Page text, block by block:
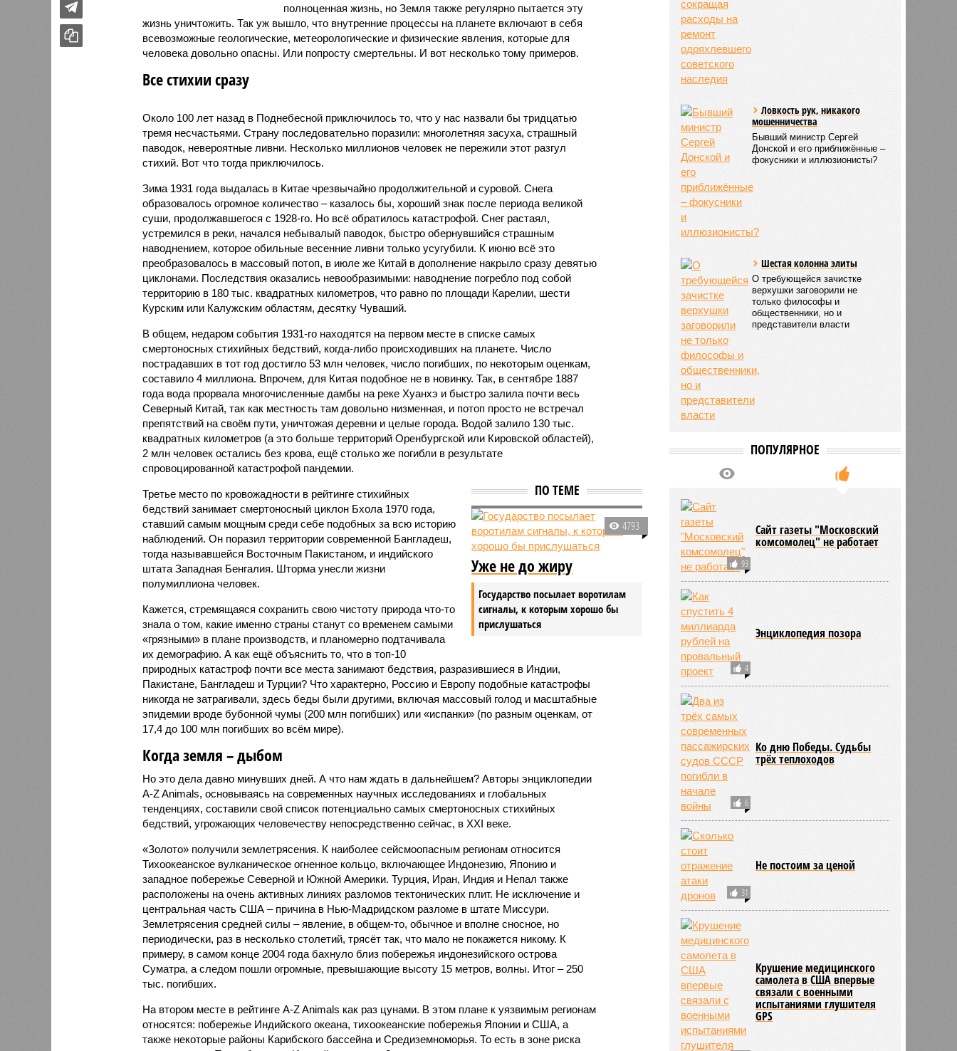
полноценная жизнь, но Земля также регулярно пытается эту
жизнь уничтожить. Так уж вышло, что внутренние процессы на планете включают в себя
всевозможные геологические, метеорологические и физические явления, которые для
человека довольно опасны. Или попросту смертельны. И вот несколько тому примеров.
Все стихии сразу
Около 100 лет назад в Поднебесной приключилось то, что у нас назвали бы тридцатью
тремя несчастьями. Страну последовательно поразили: многолетняя засуха, страшный
паводок, невероятные ливни. Несколько миллионов человек не пережили этот разгул
стихий. Вот что тогда приключилось.
Зима 1931 года выдалась в Китае чрезвычайно продолжительной и суровой. Снега
образовалось огромное количество – казалось бы, хороший знак после периода великой
суши, продолжавшегося с 1928-го. Но всё обратилось катастрофой. Снег растаял,
устремился в реки, начался небывалый паводок, быстро обернувшийся страшным
наводнением, которое обильные весенние ливни только усугубили. К июню всё это
преобразовалось в массовый потоп, в июле же Китай в дополнение накрыло сразу девятью
циклонами. Последствия оказались невообразимыми: наводнение погребло под собой
территорию в 180 тыс. квадратных километров, что равно по площади Карелии, шести
Курским или Калужским областям, десятку Чуваший.
В общем, недаром события 1931-го находятся на первом месте в списке самых
смертоносных стихийных бедствий, когда-либо происходивших на планете. Число
пострадавших в тот год достигло 53 млн человек, число погибших, по некоторым оценкам,
составило 4 миллиона. Впрочем, для Китая подобное не в новинку. Так, в сентябре 1887
года вода прорвала многочисленные дамбы на реке Хуанхэ и быстро залила почти весь
Северный Китай, так как местность там довольно низменная, и потоп просто не встречал
препятствий на своём пути, уничтожая деревни и целые города. Водой залило 130 тыс.
квадратных километров (а это больше территорий Оренбургской или Кировской областей),
2 млн человек остались без крова, ещё столько же погибли в результате
спровоцированной катастрофой пандемии.
ПО ТЕМЕ
4793
Уже не до жиру
Государство посылает воротилам
сигналы, к которым хорошо бы
прислушаться
Третье место по кровожадности в рейтинге стихийных
бедствий занимает смертоносный циклон Бхола 1970 года,
ставший самым мощным среди себе подобных за всю историю
наблюдений. Он поразил территории современной Бангладеш,
тогда называвшейся Восточным Пакистаном, и индийского
штата Западная Бенгалия. Шторма унесли жизни
полумиллиона человек.
Кажется, стремящаяся сохранить свою чистоту природа что-то
знала о том, какие именно страны станут со временем самыми
«грязными» в плане производств, и планомерно подтачивала
их демографию. А как ещё объяснить то, что в топ-10
природных катастроф почти все места занимают бедствия, разразившиеся в Индии,
Пакистане, Бангладеш и Турции? Что характерно, Россию и Европу подобные катастрофы
никогда не затрагивали, здесь беды были другими, включая массовый голод и масштабные
эпидемии вроде бубонной чумы (200 млн погибших) или «испанки» (по разным оценкам, от
17,4 до 100 млн погибших во всём мире).
Когда земля – дыбом
Но это дела давно минувших дней. А что нам ждать в дальнейшем? Авторы энциклопедии
A-Z Animals, основываясь на современных научных исследованиях и глобальных
тенденциях, составили свой список потенциально самых смертоносных стихийных
бедствий, угрожающих человечеству непосредственно сейчас, в XXI веке.
«Золото» получили землетрясения. К наиболее сейсмоопасным регионам относится
Тихоокеанское вулканическое огненное кольцо, включающее Индонезию, Японию и
западное побережье Северной и Южной Америки. Турция, Иран, Индия и Непал также
расположены на очень активных линиях разломов тектонических плит. Не исключение и
центральная часть США – причина в Нью-Мадридском разломе в штате Миссури.
Землетрясения средней силы – явление, в общем-то, обычное и вполне сносное, но
периодически, раз в несколько столетий, трясёт так, что мало не покажется никому. К
примеру, в самом конце 2004 года бахнуло близ побережья индонезийского острова
Суматра, а следом пошли огромные, превышающие высоту 15 метров, волны. Итог – 250
тыс. погибших.
На втором месте в рейтинге A-Z Animals как раз цунами. В этом плане к уязвимым регионам
относятся: побережье Индийского океана, тихо­океанские побережья Японии и США, а
также некоторые районы Карибского бассейна и Средиземноморья. То есть в зоне риска
Ловкость рук, никакого
мошенничества
Бывший министр Сергей
Донской и его приближённые –
фокусники и иллюзионисты?
Шестая колонна элиты
О требующейся зачистке
верхушки заговорили не
только философы и
общественники, но и
представители власти
ПОПУЛЯРНОЕ
93
Сайт газеты "Московский
комсомолец" не работает
4
Энциклопедия позора
6
Ко дню Победы. Судьбы
трёх теплоходов
31
Не постоим за ценой
Крушение медицинского
самолета в США впервые
связали с военными
испытаниями глушителя
GPS